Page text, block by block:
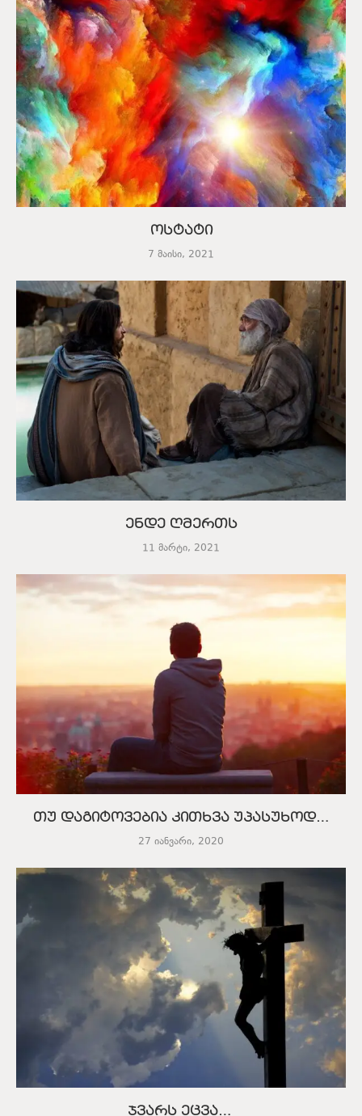
ოსტატი
7 მაისი, 2021
ენდე ღმერთს
11 მარტი, 2021
თუ დაგიტოვებია კითხვა უპასუხოდ…
27 იანვარი, 2020
ჯვარს ეცვა…